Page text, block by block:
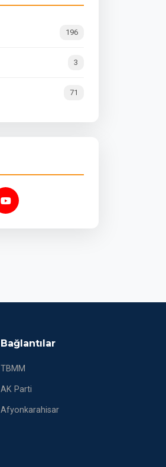
196
3
71
Bağlantılar
TBMM
AK Parti
Afyonkarahisar